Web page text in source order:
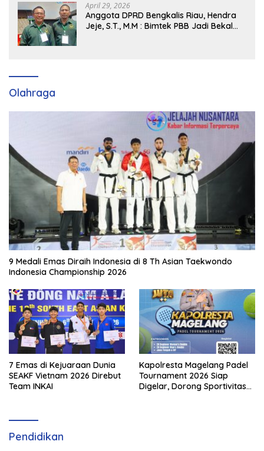
April 29, 2026
Anggota DPRD Bengkalis Riau, Hendra
Jeje, S.T., M.M : Bimtek PBB Jadi Bekal
Olahraga
9 Medali Emas Diraih Indonesia di 8 Th Asian Taekwondo
Indonesia Championship 2026
7 Emas di Kejuaraan Dunia
SEAKF Vietnam 2026 Direbut
Team INKAI
Kapolresta Magelang Padel
Tournament 2026 Siap
Digelar, Dorong Sportivitas
Pendidikan